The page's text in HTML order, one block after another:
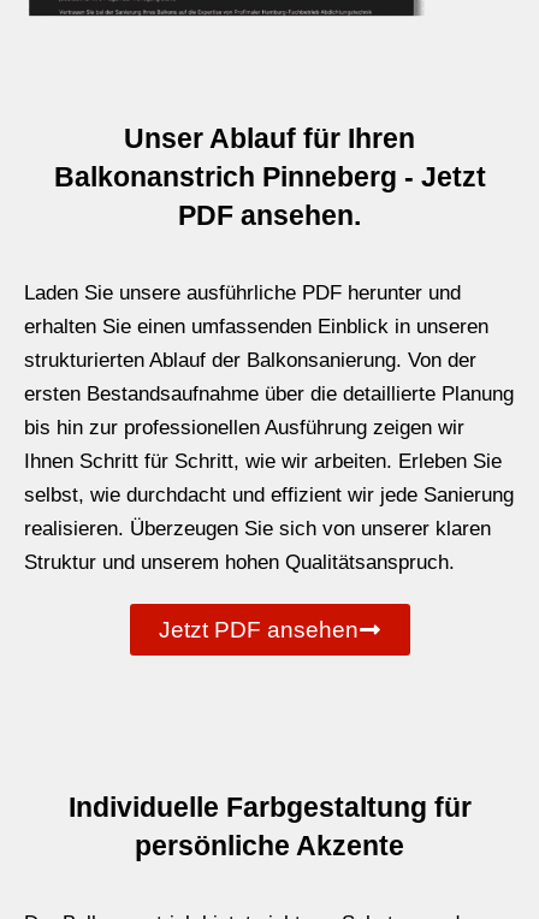
Unser Ablauf für Ihren
Balkonanstrich Pinneberg - Jetzt
PDF ansehen.
Laden Sie unsere ausführliche PDF herunter und
erhalten Sie einen umfassenden Einblick in unseren
strukturierten Ablauf der Balkonsanierung. Von der
ersten Bestandsaufnahme über die detaillierte Planung
bis hin zur professionellen Ausführung zeigen wir
Ihnen Schritt für Schritt, wie wir arbeiten. Erleben Sie
selbst, wie durchdacht und effizient wir jede Sanierung
realisieren. Überzeugen Sie sich von unserer klaren
Struktur und unserem hohen Qualitätsanspruch.
Jetzt PDF ansehen
Individuelle Farbgestaltung für
persönliche Akzente